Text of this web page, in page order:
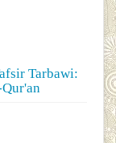
Tarbawi: